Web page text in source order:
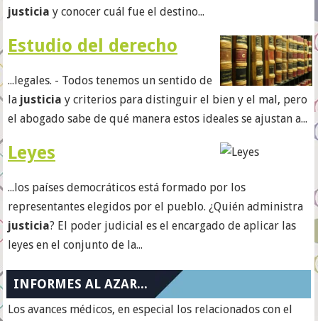
justicia y conocer cuál fue el destino...
Estudio del derecho
...legales. - Todos tenemos un sentido de
la justicia y criterios para distinguir el bien y el mal, pero
el abogado sabe de qué manera estos ideales se ajustan a...
Leyes
...los países democráticos está formado por los
representantes elegidos por el pueblo. ¿Quién administra
justicia? El poder judicial es el encargado de aplicar las
leyes en el conjunto de la...
INFORMES AL AZAR...
Los avances médicos, en especial los relacionados con el